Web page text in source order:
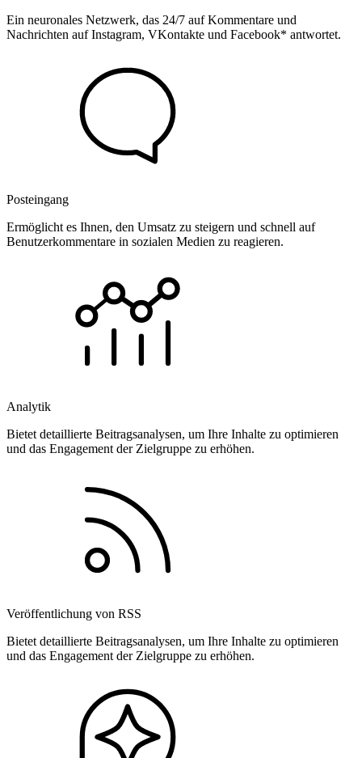
Ein neuronales Netzwerk, das 24/7 auf Kommentare und
Nachrichten auf Instagram, VKontakte und Facebook* antwortet.
Posteingang
Ermöglicht es Ihnen, den Umsatz zu steigern und schnell auf
Benutzerkommentare in sozialen Medien zu reagieren.
Analytik
Bietet detaillierte Beitragsanalysen, um Ihre Inhalte zu optimieren
und das Engagement der Zielgruppe zu erhöhen.
Veröffentlichung von RSS
Bietet detaillierte Beitragsanalysen, um Ihre Inhalte zu optimieren
und das Engagement der Zielgruppe zu erhöhen.